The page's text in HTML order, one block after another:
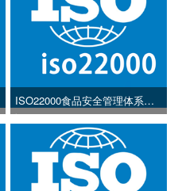
ISO22000食品安全管理体系认
证